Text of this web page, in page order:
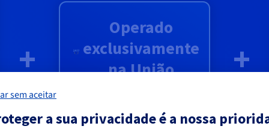
+
Operado
exclusivamente
na União
+
sem aceitar
a sua privacidade é a nossa